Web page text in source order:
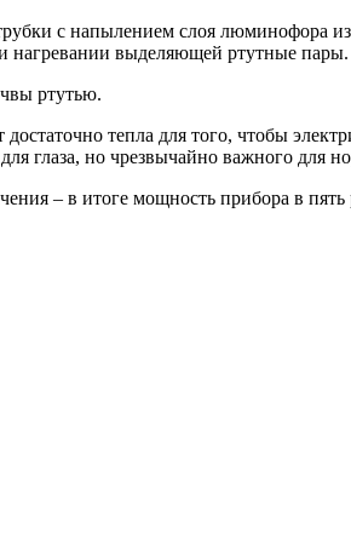
с напылением слоя
нагревании выделяющей ртутные пары.
ртутью.
тепла для того, чтобы
глаза, но чрезвычайно важного для
– в итоге мощность прибора в пять